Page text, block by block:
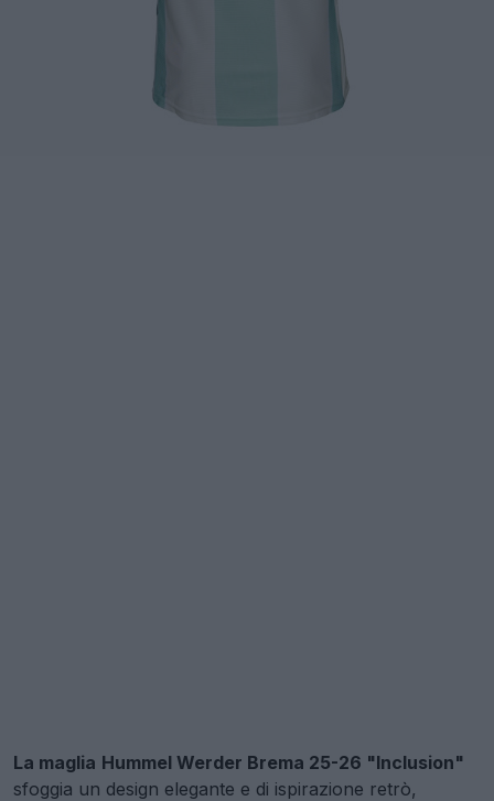
La maglia Hummel Werder Brema 25-26 "Inclusion"
sfoggia un design elegante e di ispirazione retrò,